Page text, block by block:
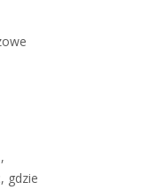
gdzie